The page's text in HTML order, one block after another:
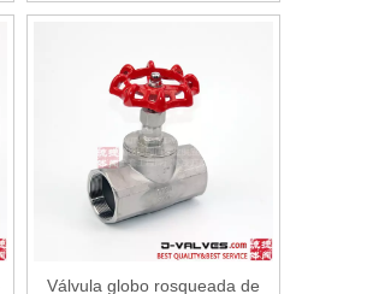
Válvula globo rosqueada de